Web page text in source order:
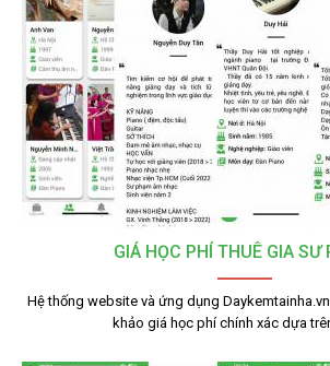
GIÁ HỌC PHÍ THUÊ GIA SƯ
Hệ thống website và ứng dụng
khảo giá học phí chính xác dựa